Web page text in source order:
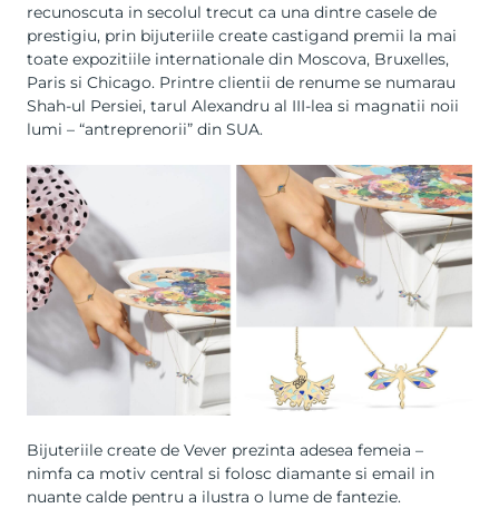
recunoscuta in secolul trecut ca una dintre casele de
prestigiu, prin bijuteriile create castigand premii la mai
toate expozitiile internationale din Moscova, Bruxelles,
Paris si Chicago. Printre clientii de renume se numarau
Shah-ul Persiei, tarul Alexandru al III-lea si magnatii noii
lumi – “antreprenorii” din SUA.
Bijuteriile create de Vever prezinta adesea femeia –
nimfa ca motiv central si folosc diamante si email in
nuante calde pentru a ilustra o lume de fantezie.